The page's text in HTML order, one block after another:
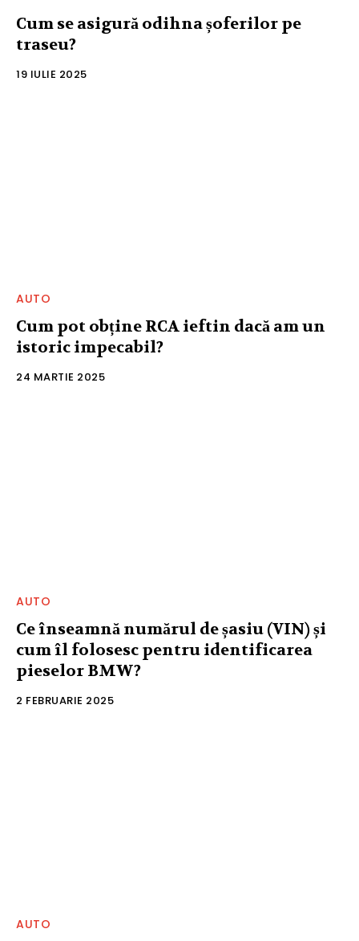
Cum se asigură odihna șoferilor pe
traseu?
19 IULIE 2025
AUTO
Cum pot obține RCA ieftin dacă am un
istoric impecabil?
24 MARTIE 2025
AUTO
Ce înseamnă numărul de șasiu (VIN) și
cum îl folosesc pentru identificarea
pieselor BMW?
2 FEBRUARIE 2025
AUTO